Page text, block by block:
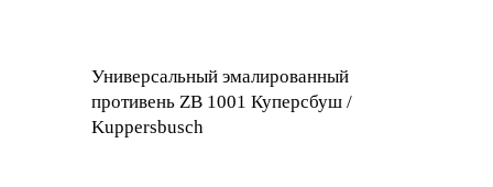
Универсальный эмалированный
противень ZB 1001 Куперсбуш /
Kuppersbusch